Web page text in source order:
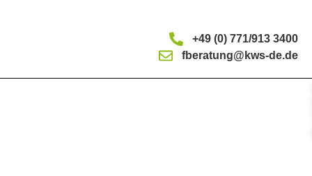
+49 (0) 771/913 3400
fberatung@kws-de.de